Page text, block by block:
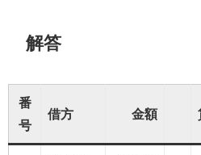
解答
番
号
借方 金額